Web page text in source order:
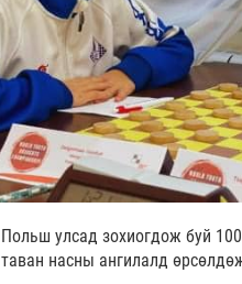
Польш улсад зохиогдож буй
таван насны ангилалд